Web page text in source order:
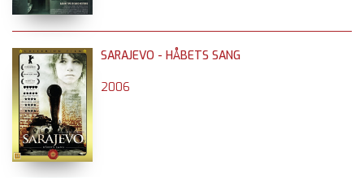
SARAJEVO - HÅBETS SANG
2006